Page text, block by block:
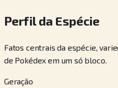
Perfil da Espécie
Fatos centrais da espécie,
de Pokédex em um só bloco.
Geração